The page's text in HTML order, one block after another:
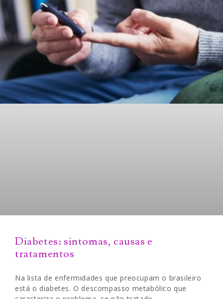
Diabetes: sintomas, causas e
tratamentos
Na lista de enfermidades que preocupam o brasileiro
está o diabetes. O descompasso metabólico que